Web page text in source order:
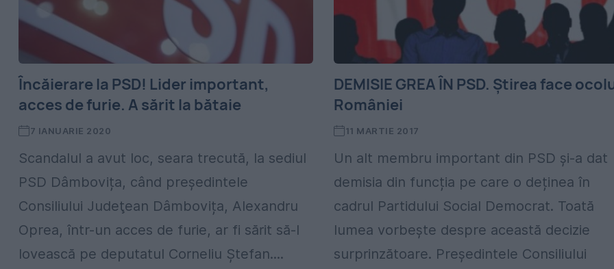
Încăierare la PSD! Lider important,
acces de furie. A sărit la bătaie
7 IANUARIE 2020
Scandalul a avut loc, seara trecută, la sediul
PSD Dâmbovița, când președintele
Consiliului Judeţean Dâmbovița, Alexandru
Oprea, într-un acces de furie, ar fi sărit să-l
lovească pe deputatul Corneliu Ștefan....
DEMISIE GREA ÎN PSD. Știrea face
României
11 MARTIE 2017
Un alt membru important din PSD și-a dat
demisia din funcția pe care o deținea în
cadrul Partidului Social Democrat. Toată
lumea vorbește despre această decizie
surprinzătoare. Preşedintele Consiliului